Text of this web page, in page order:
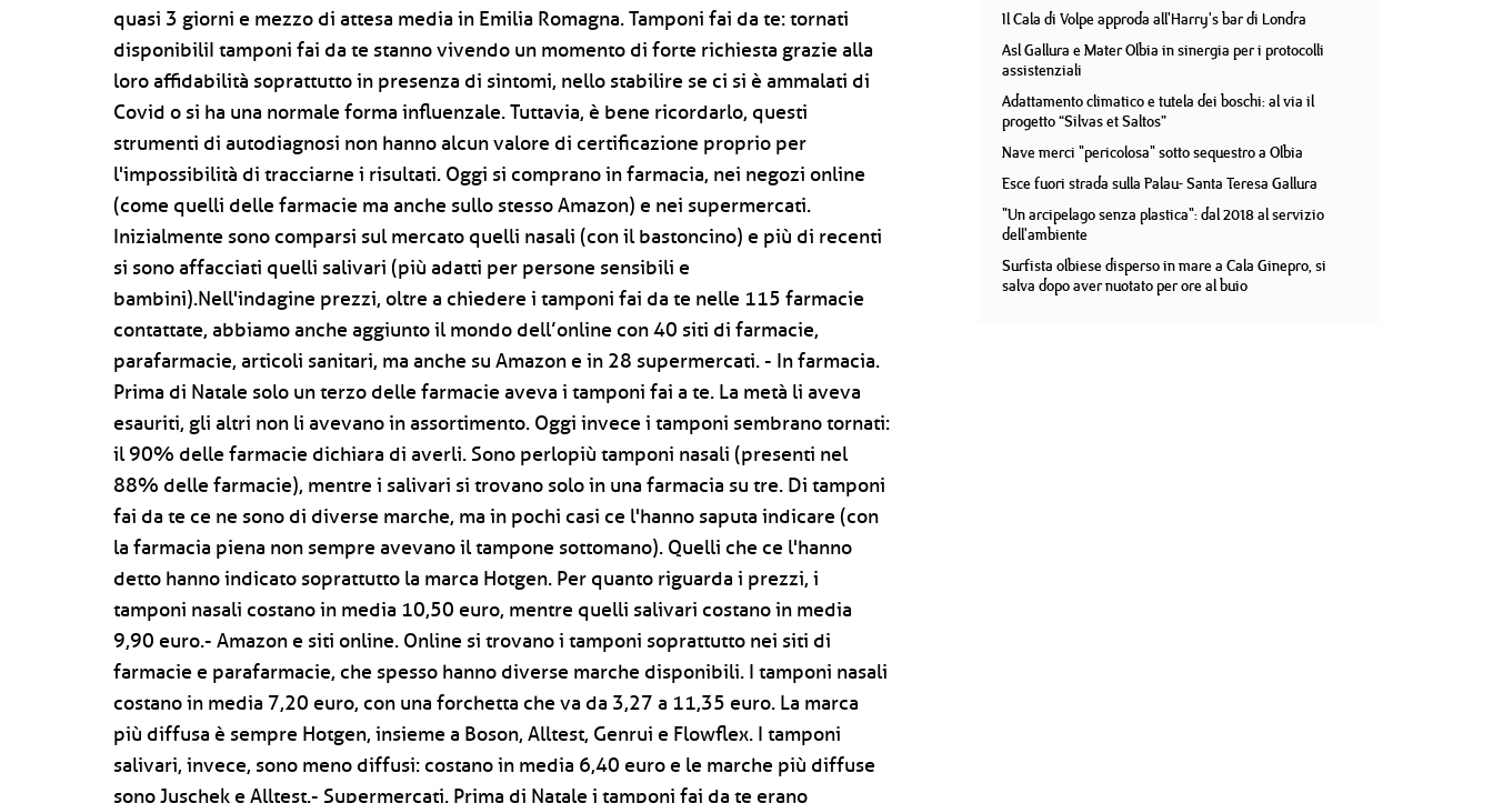
Il Cala di Volpe approda all'Harry's bar di Londra
Asl Gallura e Mater Olbia in sinergia per i protocolli
assistenziali
Adattamento climatico e tutela dei boschi: al via il
progetto “Silvas et Saltos”
Nave merci "pericolosa" sotto sequestro a Olbia
Esce fuori strada sulla Palau- Santa Teresa Gallura
"Un arcipelago senza plastica": dal 2018 al servizio
dell'ambiente
Surfista olbiese disperso in mare a Cala Ginepro, si
salva dopo aver nuotato per ore al buio